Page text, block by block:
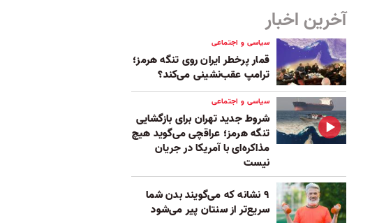
آخرین اخبار
سیاسی و اجتماعی
قمار پرخطر ایران روی تنگه هرمز؛
ترامپ عقب‌نشینی می‌کند؟
سیاسی و اجتماعی
شروط جدید تهران برای بازگشایی
تنگه هرمز؛ عراقچی می‌گوید هیچ
مذاکره‌ای با آمریکا در جریان
نیست
۹ نشانه که می‌گویند بدن شما
سریع‌تر از سنتان پیر می‌شود